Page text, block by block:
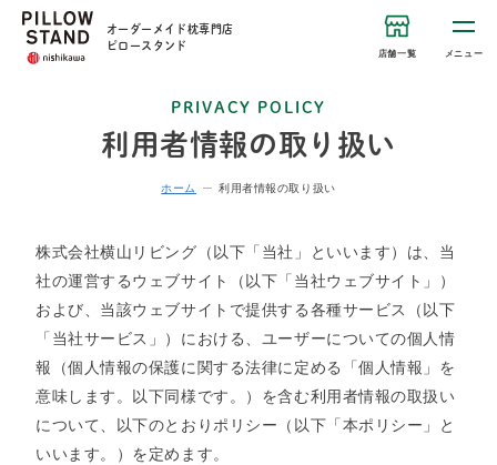
オーダーメイド枕専門店
ピロースタンド
店舗一覧 メニュー
PRIVACY POLICY
利用者情報の取り扱い
ホーム 利用者情報の取り扱い
株式会社横山リビング（以下「当社」といいます）は、当
社の運営するウェブサイト（以下「当社ウェブサイト」）
および、当該ウェブサイトで提供する各種サービス（以下
「当社サービス」）における、ユーザーについての個人情
報（個人情報の保護に関する法律に定める「個人情報」を
意味します。以下同様です。）を含む利用者情報の取扱い
について、以下のとおりポリシー（以下「本ポリシー」と
いいます。）を定めます。